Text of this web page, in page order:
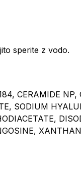
sperite z vodo.
CERAMIDE NP,
SODIUM